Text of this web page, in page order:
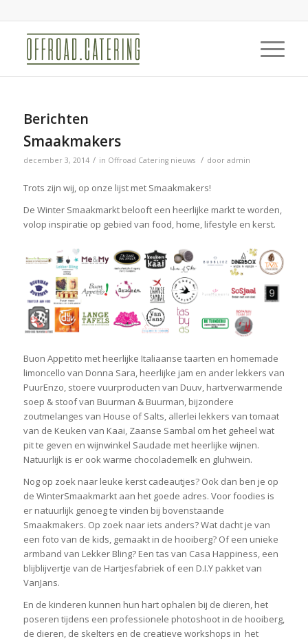
Berichten
Smaakmakers
december 3, 2014 / in Offroad Catering nieuws / door admin
Trots zijn wij, op onze lijst met Smaakmakers!
De Winter Smaakmarkt belooft een heerlijke markt te worden,
volop inspiratie op gebied van food, home, lifestyle en kerst.
Buon Appetito met heerlijke Italiaanse taarten en homemade
limoncello van Donna Sara, heerlijke jam en ander lekkers van
PuurEnzo, stoere vuurproducten van Duuv, hartverwarmende
soep & stoof van Buurman & Buurman, bijzondere
zoutmelanges van House of Salts, allerlei lekkers van tomaat
van de Keuken van Kaai, Zaanse Sambal om het geheel wat
pit te geven en wijnwinkel Saudade met heerlijke wijnen.
Natuurlijk is er ook warme chocolademelk en gluhwein.
Nog op zoek naar leuke kerst cadeautjes? Ook dan ben je op
de WinterSmaakmarkt aan het goede adres. Voor foodies is
er natuurlijk genoeg te vinden bij bovenstaande
Smaakmakers. Op zoek naar iets anders? Wat dacht je van
een foto van de kids, gemaakt in de hooiberg? Of een unieke
armband van Lekker Bling? Een tas van Casa Happiness, een
blijblijvertje van de Hartjesfabriek of een D.I.Y pakket van
VanJans.
En de kinderen kunnen hun hart ophalen bij de dieren, het
poseren tijdens een professionele photoshoot in de hooiberg,
de dieren, de skelters en de creatieve workshops in het